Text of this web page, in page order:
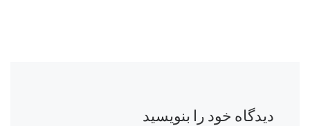
دیدگاه خود را بنویسید